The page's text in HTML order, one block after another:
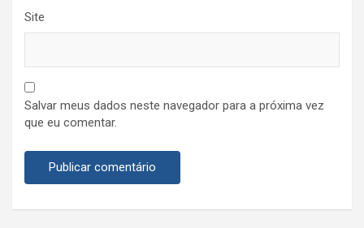
Site
Salvar meus dados neste navegador para a próxima vez
que eu comentar.